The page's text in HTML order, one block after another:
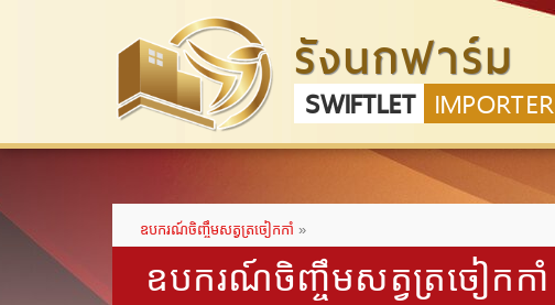
รังนกฟาร์ม
SWIFTLET IMPORTER
ឧបករណ៍ចិញ្ចឹមសត្វត្រចៀកកាំ »
ឧបករណ៍ចិញ្ចឹមសត្វត្រចៀកកាំ